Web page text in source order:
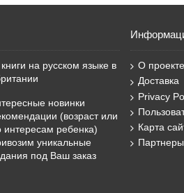
на русском языке в
новинки
(возраст или
интересам ребенка)
уникальные
под Ваш заказ
О проекте
Доставка
Privacy
Карта
Партнеры